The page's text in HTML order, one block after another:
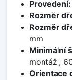
Provedení:
Rozměr
Rozměr
mm
Minimální
montáži,
Orientace